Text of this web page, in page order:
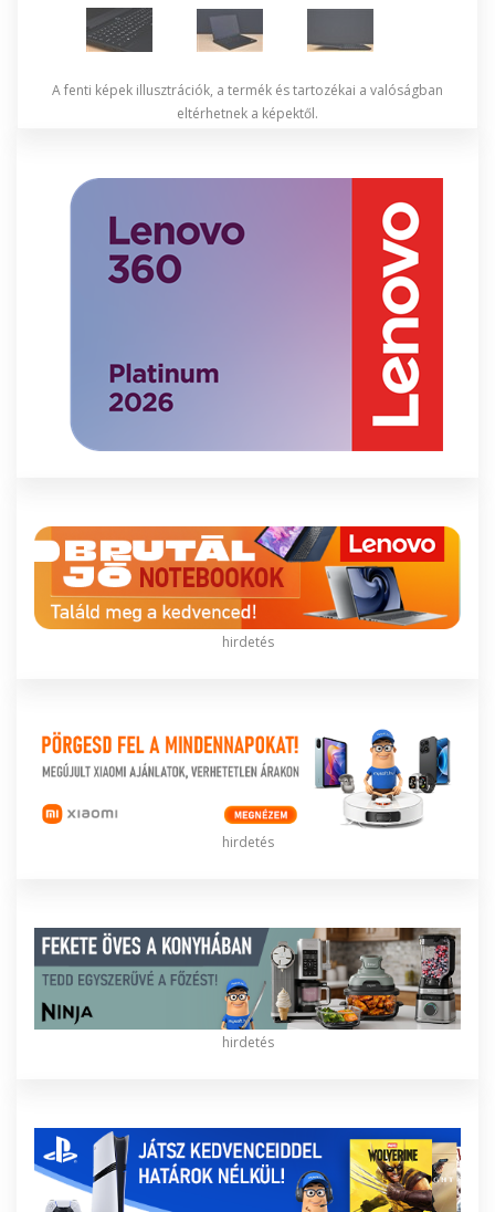
A fenti képek illusztrációk, a termék és tartozékai a valóságban
eltérhetnek a képektől.
hirdetés
hirdetés
hirdetés